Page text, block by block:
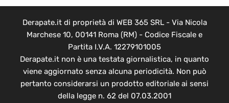
Derapate.it di proprietà di WEB 365 SRL - Via Nicola
Marchese 10, 00141 Roma (RM) - Codice Fiscale e
Partita I.V.A. 12279101005
Derapate.it non è una testata giornalistica, in quanto
viene aggiornato senza alcuna periodicità. Non può
pertanto considerarsi un prodotto editoriale ai sensi
della legge n. 62 del 07.03.2001